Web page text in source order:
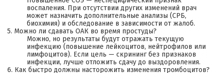
воспаления. При отсутствии других изменений врач
может назначить дополнительные анализы (СРБ,
биохимия) и обследование в зависимости от жалоб.
5. Можно ли сдавать ОАК во время простуды?
Можно, но результаты будут отражать текущую
инфекцию (повышение лейкоцитов, нейтрофилов или
лимфоцитов). Если цель — скрининг без признаков
инфекции, лучше отложить сдачу до выздоровления.
6. Как быстро должны насторожить изменения тромбоцитов?